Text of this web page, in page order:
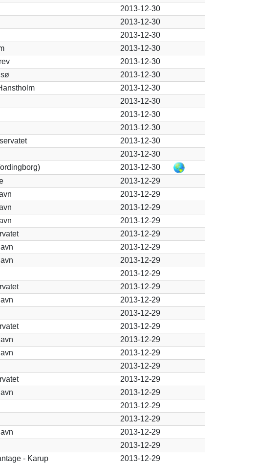
2013-12-30
2013-12-30
2013-12-30
2013-12-30
2013-12-30
2013-12-30
2013-12-30
2013-12-30
2013-12-30
2013-12-30
2013-12-30
2013-12-30
2013-12-30
2013-12-29
2013-12-29
2013-12-29
2013-12-29
2013-12-29
2013-12-29
2013-12-29
2013-12-29
2013-12-29
2013-12-29
2013-12-29
2013-12-29
2013-12-29
2013-12-29
2013-12-29
2013-12-29
2013-12-29
2013-12-29
2013-12-29
2013-12-29
2013-12-29
- Karup
2013-12-29